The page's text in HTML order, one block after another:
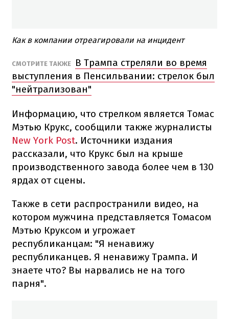
Как в компании отреагировали на инцидент
СМОТРИТЕ ТАКЖЕ
В Трампа стреляли во время
выступления в Пенсильвании: стрелок был
"нейтрализован"
Информацию, что стрелком является Томас
Мэтью Крукс, сообщили также журналисты
New York Post. Источники издания
рассказали, что Крукс был на крыше
производственного завода более чем в 130
ярдах от сцены.
Также в сети распространили видео, на
котором мужчина представляется Томасом
Мэтью Круксом и угрожает
республиканцам: "Я ненавижу
республиканцев. Я ненавижу Трампа. И
знаете что? Вы нарвались не на того
парня".